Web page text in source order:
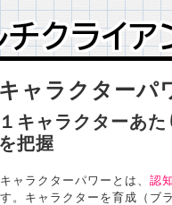
クライア
クライア
キャラクターパ
１キャラクターあた
を把握
キャラクターパワーとは、認知
す。キャラクターを育成（ブ